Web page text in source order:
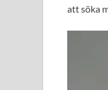
att söka